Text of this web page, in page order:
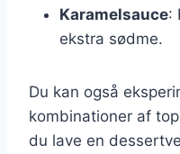
Karamelsauce:
ekstra sødme.
Du kan også
kombinationer af
du lave en